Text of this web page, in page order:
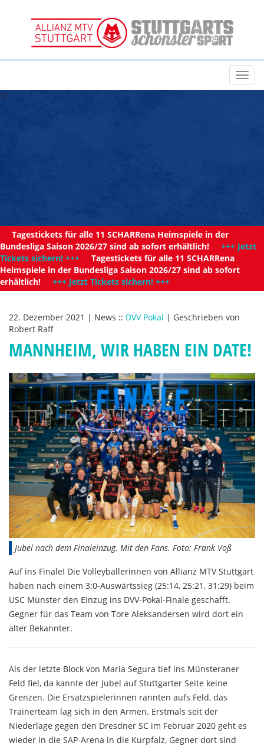
11
Tagestickets für alle 11 SCHARRena Heimspiele in der
Bundesliga Saison 2026/27 sind ab sofort erhältlich! +++ Jetzt
Tickets sichern! +++ Tagestickets für alle 11 SCHARRena
Heimspiele in der Bundesliga Saison 2026/27 sind ab sofort
erhältlich! +++ Jetzt Tickets sichern! +++
22. Dezember 2021 | News :: DVV Pokal | Geschrieben von
Robert Raff
MANNHEIM, WIR HABEN EIN DATE!
Jubel nach dem Finaleinzug. Mit den Fans. Foto: Frank Voß
Auf ins Finale! Die Volleyballerinnen von Allianz MTV Stuttgart
haben nach einem 3:0-Auswärtssieg (25:14, 25:21, 31:29) beim
USC Münster den Einzug ins DVV-Pokal-Finale geschafft.
Gegner für das Team von Tore Aleksandersen wird dort ein
alter Bekannter.
Als der letzte Block von Maria Segura tief ins Münsteraner
Feld fiel, da kannte der Jubel auf Stuttgarter Seite keine
Grenzen. Die Ersatzspielerinnen rannten aufs Feld, das
Trainerteam lag sich in den Armen. Erstmals seit der
Niederlage gegen den Dresdner SC im Februar 2020 geht es
wieder in die SAP-Arena in die Kurpfalz, Gegner dort sind